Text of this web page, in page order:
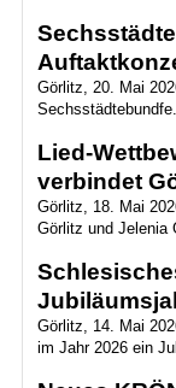
Görlitz, 20. Mai
Lied-
verbindet
Görlitz, 18. Mai
Görlitz und Jelenia
Görlitz, 14. Mai
im Jahr 2026 ein